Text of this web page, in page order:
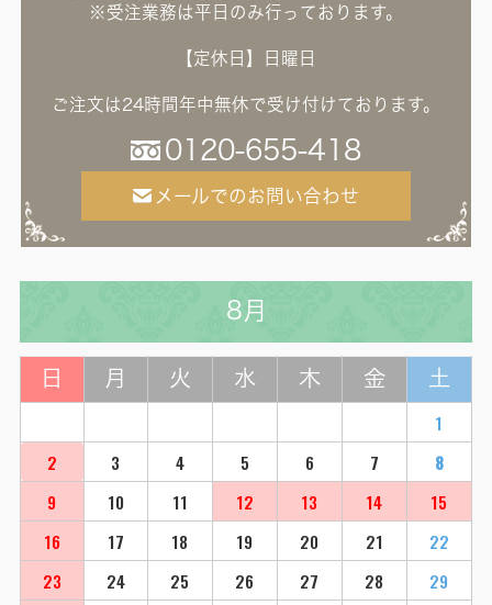
※受注業務は平日のみ行っております。
【定休日】日曜日
ご注文は24時間年中無休で受け付けております。
0120-655-418
メールでのお問い合わせ
8月
日 月 火 水 木 金 土
1
2
3 4 5 6 7
8
9
10 11 12 13 14
15
16
17 18 19 20 21
22
23
24 25 26 27 28
29